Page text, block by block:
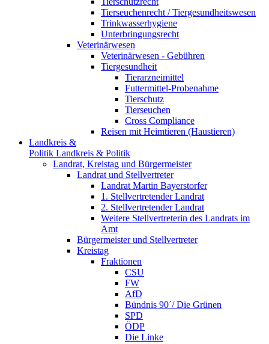
Tierseuchenrecht / Tiergesundheitswesen
Trinkwasserhygiene
Unterbringungsrecht
Veterinärwesen
Veterinärwesen - Gebühren
Tiergesundheit
Tierarzneimittel
Futtermittel-Probenahme
Tierschutz
Tierseuchen
Cross Compliance
Reisen mit Heimtieren (Haustieren)
Landkreis &
Politik Landkreis & Politik
Landrat, Kreistag und Bürgermeister
Landrat und Stellvertreter
Landrat Martin Bayerstorfer
1. Stellvertretender Landrat
2. Stellvertretender Landrat
Weitere Stellvertreterin des Landrats im
Amt
Bürgermeister und Stellvertreter
Kreistag
Fraktionen
CSU
FW
AfD
Bündnis 90´/ Die Grünen
SPD
ÖDP
Die Linke